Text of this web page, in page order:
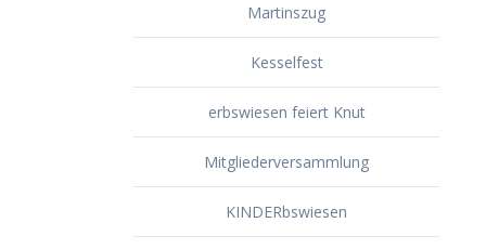
Martinszug
Kesselfest
erbswiesen feiert Knut
Mitgliederversammlung
KINDERbswiesen